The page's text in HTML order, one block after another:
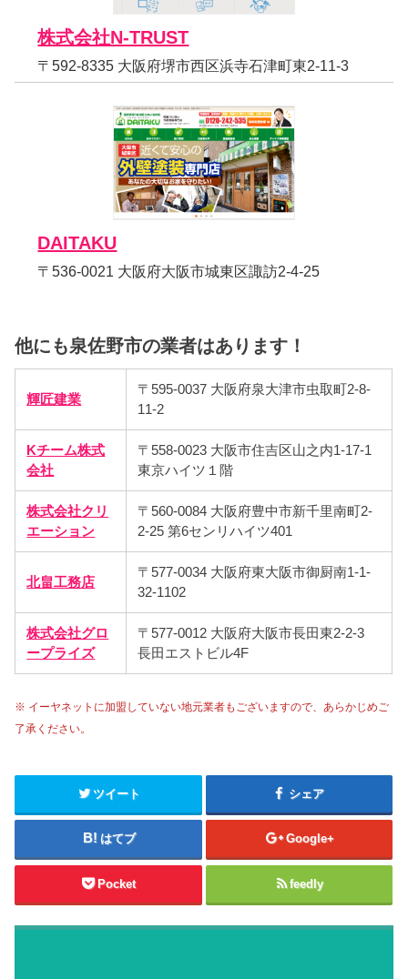
株式会社N-TRUST
〒592-8335 大阪府堺市西区浜寺石津町東2-11-3
DAITAKU
〒536-0021 大阪府大阪市城東区諏訪2-4-25
他にも泉佐野市の業者はあります！
輝匠建業
〒595-0037 大阪府泉大津市虫取町2-8-
11-2
Kチーム株式
会社
〒558-0023 大阪市住吉区山之内1-17-1
東京ハイツ１階
株式会社クリ
エーション
〒560-0084 大阪府豊中市新千里南町2-
2-25 第6センリハイツ401
北畠工務店
〒577-0034 大阪府東大阪市御厨南1-1-
32-1102
株式会社グロ
ープライズ
〒577-0012 大阪府大阪市長田東2-2-3
長田エストビル4F
※ イーヤネットに加盟していない地元業者もございますので、あらかじめご
了承ください。
ツイート シェア
はてブ Google+
Pocket feedly